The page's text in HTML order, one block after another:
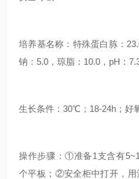
培养基名称：特殊蛋白胨：
钠：5.0，琼脂：10.0，pH：
生长条件：30℃；18-24h；好
操作步骤：①准备1支含有
个平板；②安全柜中打开，用